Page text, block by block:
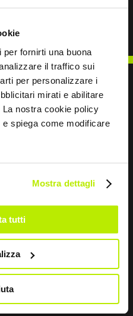
fornirti una buona
il traffico sui
per personalizzare i
mirati e abilitare
nostra cookie policy
spiega come modificare
Mostra dettagli
tutti
SCRIVICI
UE 679/16.